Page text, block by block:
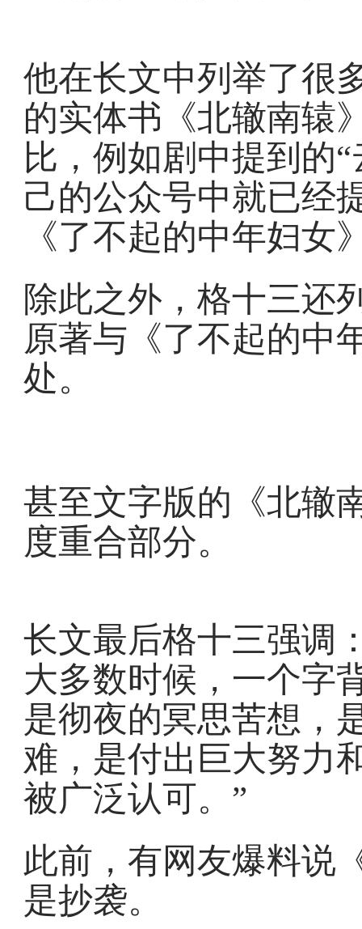
他在长文中列举了很
的实体书《北辙南辕
比，例如剧中提到的
己的公众号中就已经
《了不起的中年妇女
除此之外，格十三还
原著与《了不起的中
处。
甚至文字版的《北辙
度重合部分。
长文最后格十三强调
大多数时候，一个字
是彻夜的冥思苦想，
难，是付出巨大努力
被广泛认可。”
此前，有网友爆料说
是抄袭。